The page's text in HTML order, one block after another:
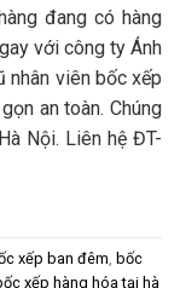
đang có hàng
với công ty Ánh
nhân viên bốc xếp
an toàn. Chúng
Nội. Liên hệ ĐT-
xếp ban đêm bốc
xếp hàng hóa tại hà